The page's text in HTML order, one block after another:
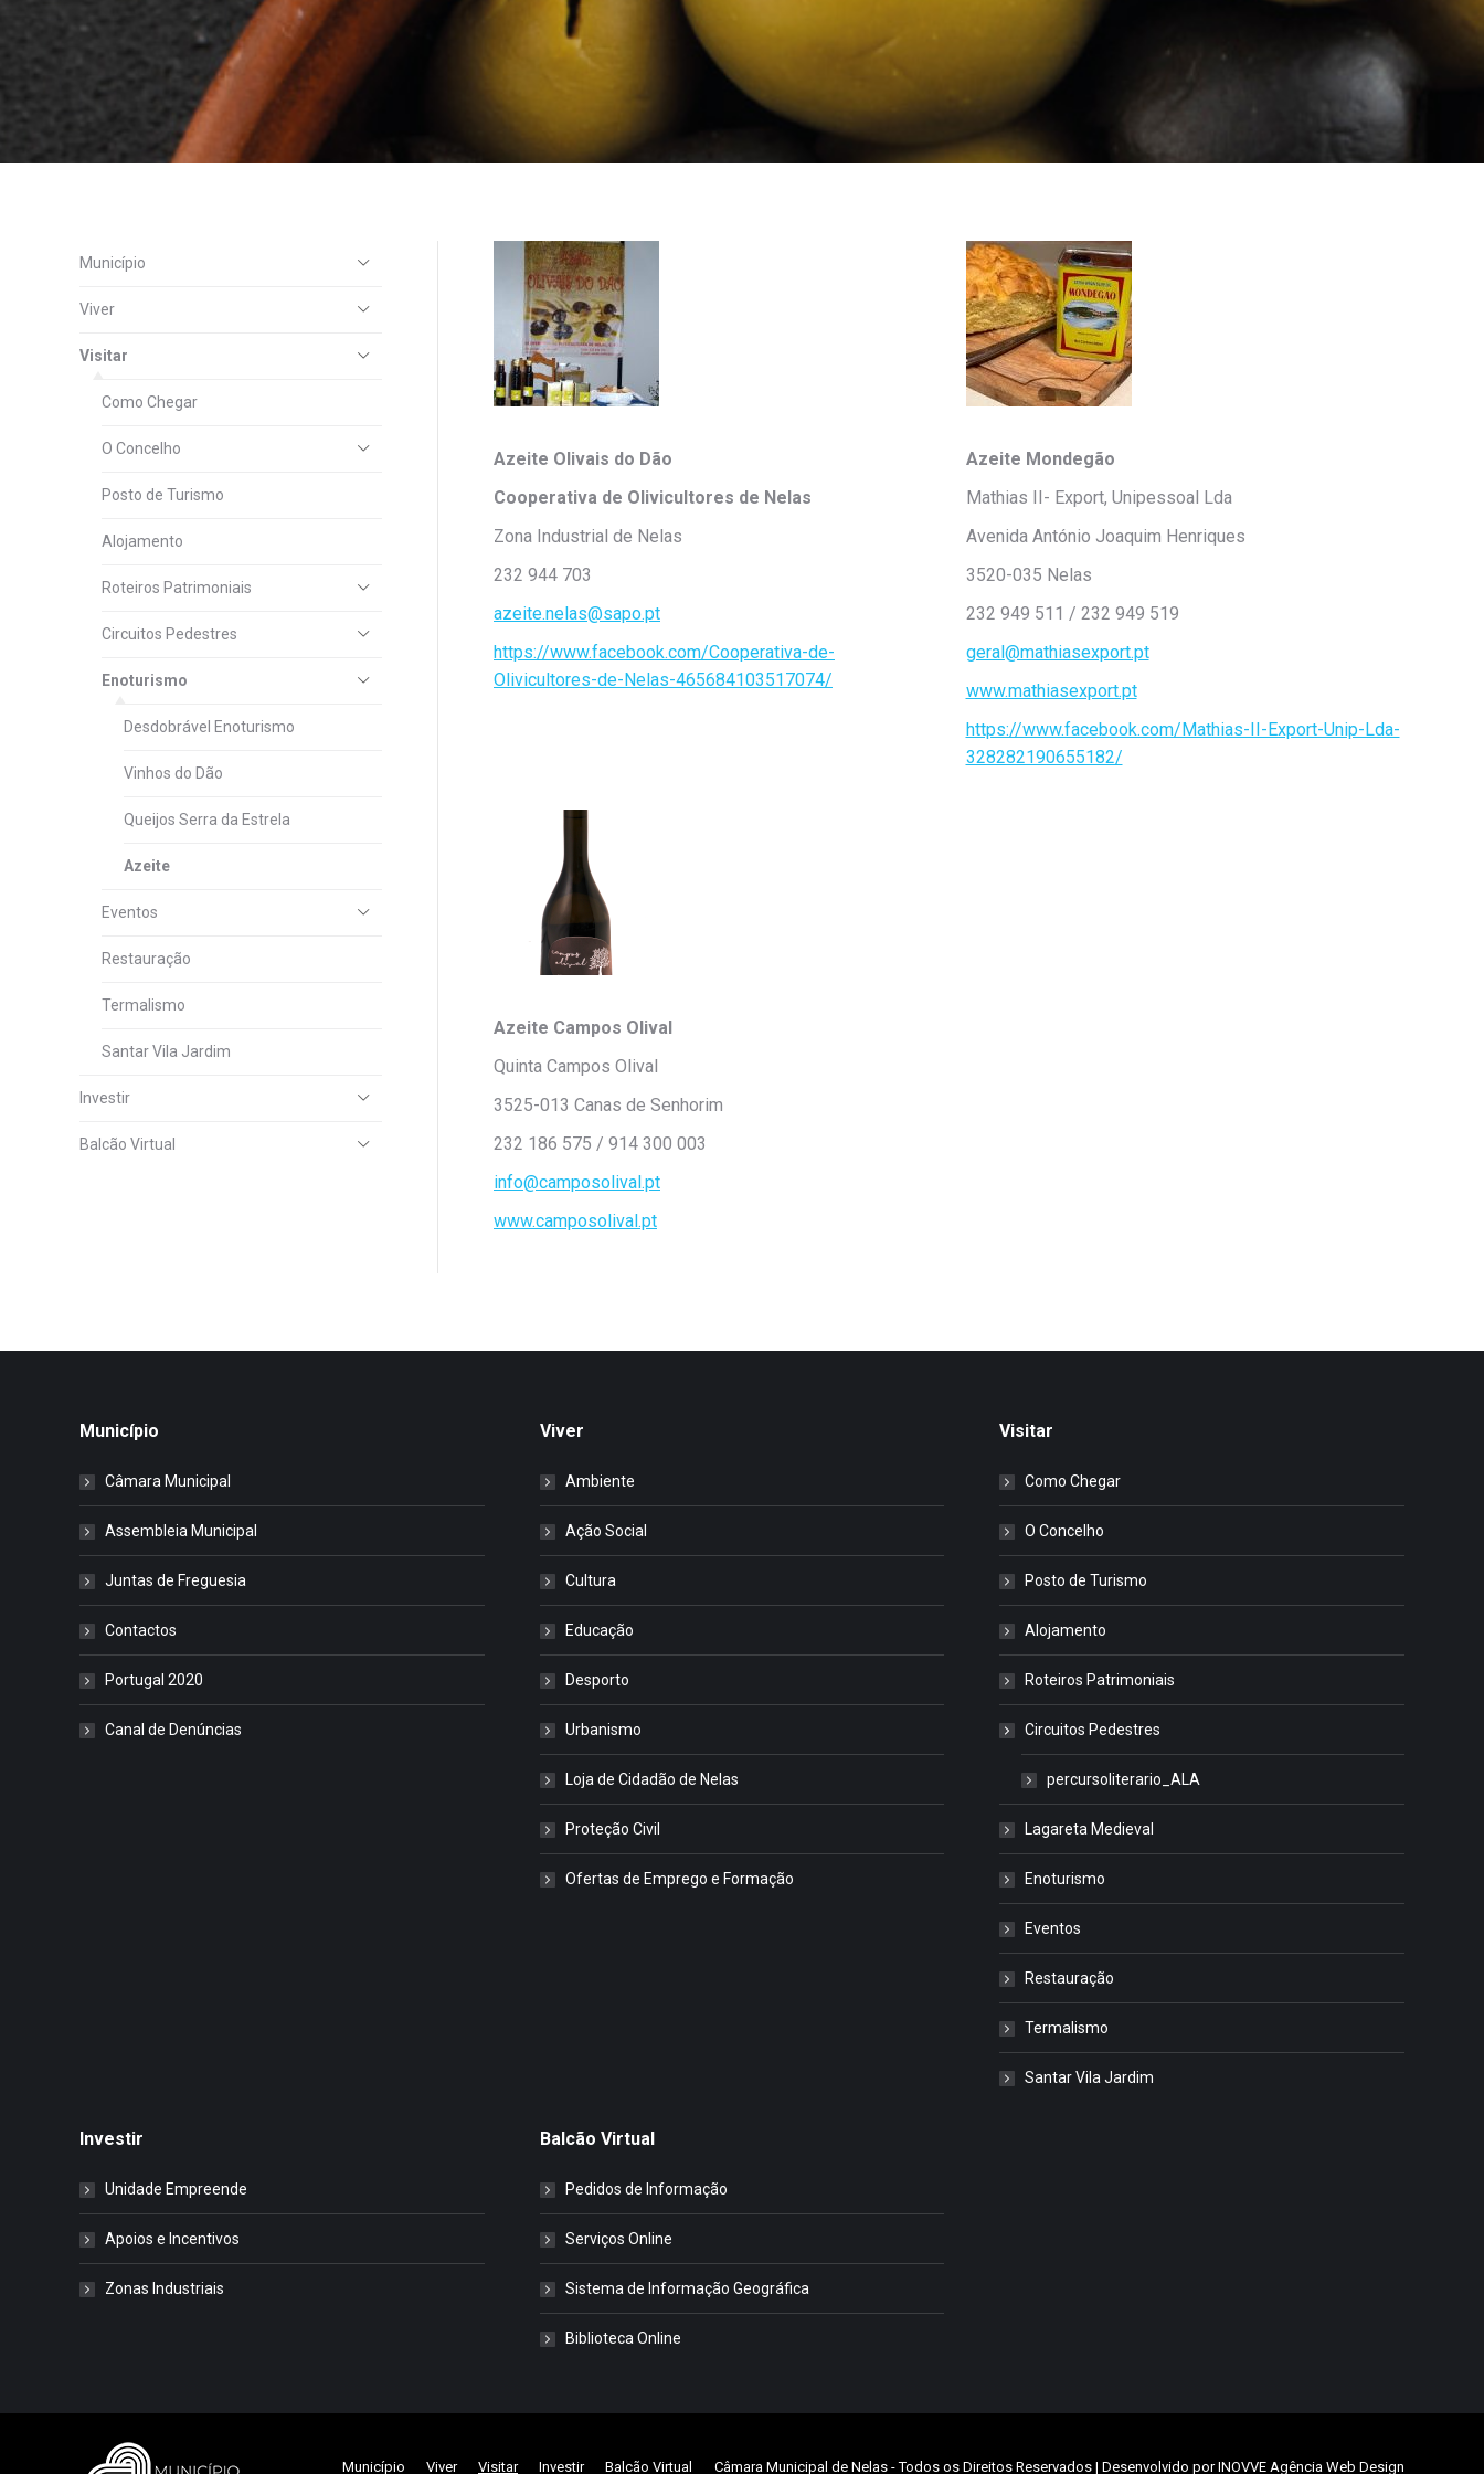
Azeite Olivais do Dão
Cooperativa de Olivicultores de Nelas
Zona Industrial de Nelas
232 944 703
azeite.nelas@sapo.pt
https://www.facebook.com/Cooperativa-de-
Olivicultores-de-Nelas-465684103517074/
Azeite Mondegão
Mathias II- Export, Unipessoal Lda
Avenida António Joaquim Henriques
3520-035 Nelas
232 949 511 / 232 949 519
geral@mathiasexport.pt
www.mathiasexport.pt
https://www.facebook.com/Mathias-II-Export-Unip-Lda-
328282190655182/
Azeite Campos Olival
Quinta Campos Olival
3525-013 Canas de Senhorim
232 186 575 / 914 300 003
info@camposolival.pt
www.camposolival.pt
Município
Viver
Visitar
Como Chegar
O Concelho
Posto de Turismo
Alojamento
Roteiros Patrimoniais
Circuitos Pedestres
Enoturismo
Desdobrável Enoturismo
Vinhos do Dão
Queijos Serra da Estrela
Azeite
Eventos
Restauração
Termalismo
Santar Vila Jardim
Investir
Balcão Virtual
Município
Câmara Municipal
Assembleia Municipal
Juntas de Freguesia
Contactos
Portugal 2020
Canal de Denúncias
Viver
Ambiente
Ação Social
Cultura
Educação
Desporto
Urbanismo
Loja de Cidadão de Nelas
Proteção Civil
Ofertas de Emprego e Formação
Visitar
Como Chegar
O Concelho
Posto de Turismo
Alojamento
Roteiros Patrimoniais
Circuitos Pedestres
percursoliterario_ALA
Lagareta Medieval
Enoturismo
Eventos
Restauração
Termalismo
Santar Vila Jardim
Investir
Unidade Empreende
Apoios e Incentivos
Zonas Industriais
Balcão Virtual
Pedidos de Informação
Serviços Online
Sistema de Informação Geográfica
Biblioteca Online
Município Viver Visitar Investir Balcão Virtual Câmara Municipal de Nelas - Todos os Direitos Reservados | Desenvolvido porINOVVE Agência Web Design